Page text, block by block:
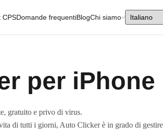
CPSDomande frequentiBlogChi siamo
per iPhone
gratuito e privo di virus.
di tutti i giorni, Auto Clicker è in grado di